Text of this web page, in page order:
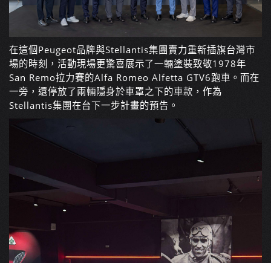
在這個Peugeot品牌與Stellantis集團賣力重新插旗台灣市
場的時刻，活動現場更驚喜展示了一輛塗裝致敬1978年
San Remo拉力賽的Alfa Romeo Alfetta GTV6跑車。而在
一旁，還停放了兩輛隱身於車罩之下的車款，作為
Stellantis集團在台下一步計畫的預告。